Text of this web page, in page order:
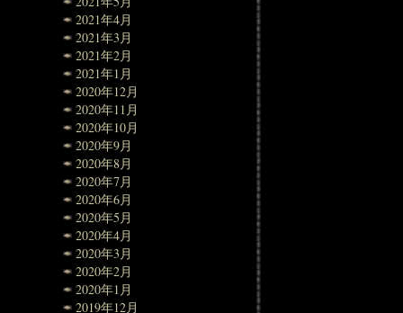
2021年4月
2021年3月
2021年2月
2021年1月
2020年12月
2020年11月
2020年10月
2020年9月
2020年8月
2020年7月
2020年6月
2020年5月
2020年4月
2020年3月
2020年2月
2020年1月
2019年12月